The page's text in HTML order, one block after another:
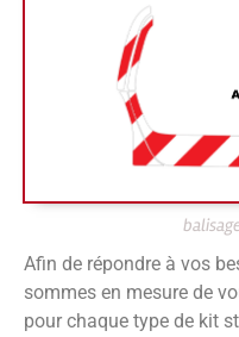
Afin de répondre à vos
sommes en mesure de
pour chaque type de kit